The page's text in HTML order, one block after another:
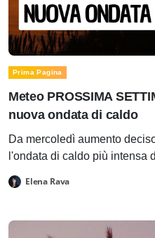
Prima Pagina
Meteo PROSSIMA
nuova ondata di caldo
Da mercoledì aumento
l'ondata di caldo più intensa
Elena Rava